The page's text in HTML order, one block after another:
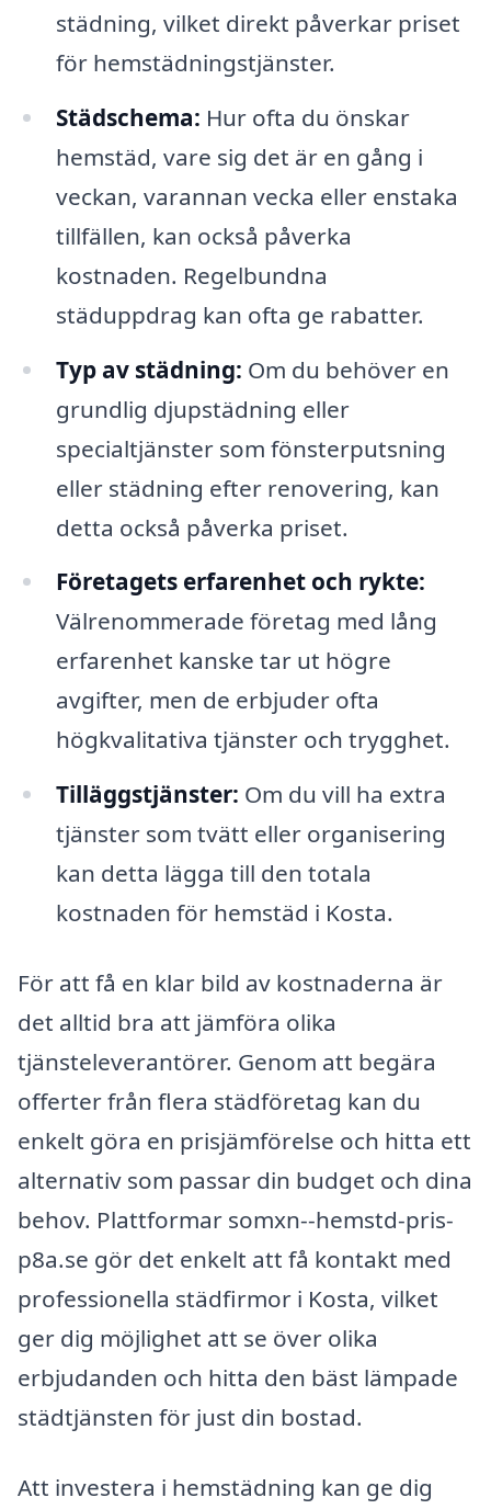
städning, vilket direkt påverkar priset
för hemstädningstjänster.
Städschema: Hur ofta du önskar
hemstäd, vare sig det är en gång i
veckan, varannan vecka eller enstaka
tillfällen, kan också påverka
kostnaden. Regelbundna
städuppdrag kan ofta ge rabatter.
Typ av städning: Om du behöver en
grundlig djupstädning eller
specialtjänster som fönsterputsning
eller städning efter renovering, kan
detta också påverka priset.
Företagets erfarenhet och rykte:
Välrenommerade företag med lång
erfarenhet kanske tar ut högre
avgifter, men de erbjuder ofta
högkvalitativa tjänster och trygghet.
Tilläggstjänster: Om du vill ha extra
tjänster som tvätt eller organisering
kan detta lägga till den totala
kostnaden för hemstäd i Kosta.
För att få en klar bild av kostnaderna är
det alltid bra att jämföra olika
tjänsteleverantörer. Genom att begära
offerter från flera städföretag kan du
enkelt göra en prisjämförelse och hitta ett
alternativ som passar din budget och dina
behov. Plattformar somxn--hemstd-pris-
p8a.se gör det enkelt att få kontakt med
professionella städfirmor i Kosta, vilket
ger dig möjlighet att se över olika
erbjudanden och hitta den bäst lämpade
städtjänsten för just din bostad.
Att investera i hemstädning kan ge dig